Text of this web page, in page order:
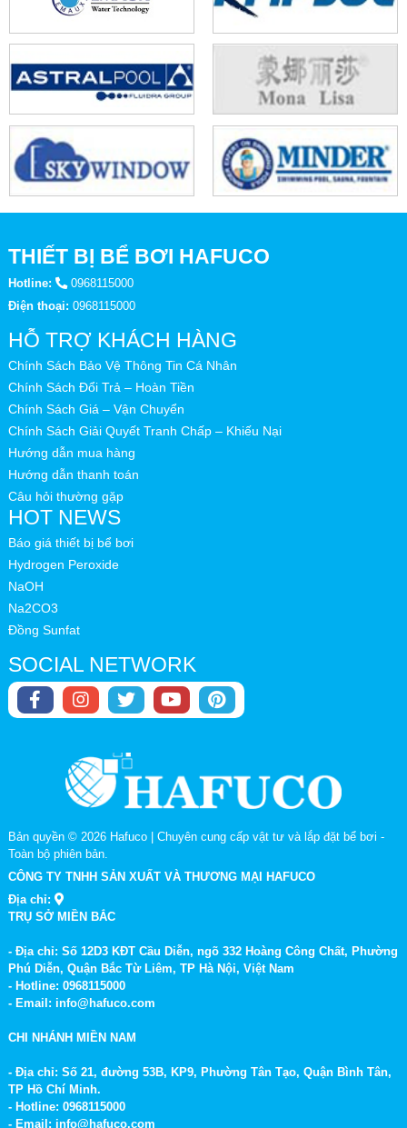
THIẾT BỊ BỂ BƠI HAFUCO
Hotline:
0968115000
Điện thoại: 0968115000
HỖ TRỢ KHÁCH HÀNG
Chính Sách Bảo Vệ Thông Tin Cá Nhân
Chính Sách Đổi Trả – Hoàn Tiền
Chính Sách Giá – Vận Chuyển
Chính Sách Giải Quyết Tranh Chấp – Khiếu Nại
Hướng dẫn mua hàng
Hướng dẫn thanh toán
Câu hỏi thường gặp
HOT NEWS
Báo giá thiết bị bể bơi
Hydrogen Peroxide
NaOH
Na2CO3
Đồng Sunfat
SOCIAL NETWORK
Bản quyền © 2026 Hafuco | Chuyên cung cấp vật tư và lắp đặt bể bơi -
Toàn bộ phiên bản.
CÔNG TY TNHH SẢN XUẤT VÀ THƯƠNG MẠI HAFUCO
Địa chỉ:
TRỤ SỞ MIỀN BẮC
- Địa chỉ: Số 12D3 KĐT Cầu Diễn, ngõ 332 Hoàng Công Chất, Phường
Phú Diễn, Quận Bắc Từ Liêm, TP Hà Nội, Việt Nam
- Hotline: 0968115000
- Email: info@hafuco.com
CHI NHÁNH MIỀN NAM
- Địa chỉ: Số 21, đường 53B, KP9, Phường Tân Tạo, Quận Bình Tân,
TP Hồ Chí Minh.
- Hotline: 0968115000
- Email: info@hafuco.com